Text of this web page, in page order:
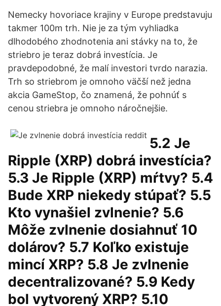
Nemecky hovoriace krajiny v Europe predstavuju
takmer 100m trh. Nie je za tým vyhliadka
dlhodobého zhodnotenia ani stávky na to, že
striebro je teraz dobrá investícia. Je
pravdepodobné, že malí investori tvrdo narazia.
Trh so striebrom je omnoho väčší než jedna
akcia GameStop, čo znamená, že pohnúť s
cenou striebra je omnoho náročnejšie.
5.2 Je
Ripple (XRP) dobrá investícia?
5.3 Je Ripple (XRP) mŕtvy? 5.4
Bude XRP niekedy stúpať? 5.5
Kto vynašiel zvlnenie? 5.6
Môže zvlnenie dosiahnuť 10
dolárov? 5.7 Koľko existuje
mincí XRP? 5.8 Je zvlnenie
decentralizované? 5.9 Kedy
bol vytvorený XRP? 5.10